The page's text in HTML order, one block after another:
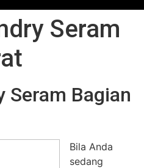
Seram
Seram Bagian
Bila Anda
sedang